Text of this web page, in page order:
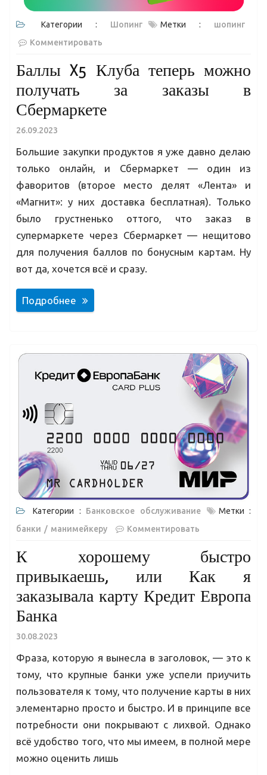
Категории : Шопинг Метки : шопинг
Комментировать
Баллы X5 Клуба теперь можно
получать за заказы в
Сбермаркете
26.09.2023
Большие закупки продуктов я уже давно делаю
только онлайн, и Сбермаркет — один из
фаворитов (второе место делят «Лента» и
«Магнит»: у них доставка бесплатная). Только
было грустненько оттого, что заказ в
супермаркете через Сбермаркет — нещитово
для получения баллов по бонусным картам. Ну
вот да, хочется всё и сразу.
Подробнее
Категории : Банковское обслуживание
Метки :
банки
манимейкеру Комментировать
К хорошему быстро
привыкаешь, или Как я
заказывала карту Кредит Европа
Банка
30.08.2023
Фраза, которую я вынесла в заголовок, — это к
тому, что крупные банки уже успели приучить
пользователя к тому, что получение карты в них
элементарно просто и быстро. И в принципе все
потребности они покрывают с лихвой. Однако
всё удобство того, что мы имеем, в полной мере
можно оценить лишь